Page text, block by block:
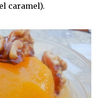
caramel).